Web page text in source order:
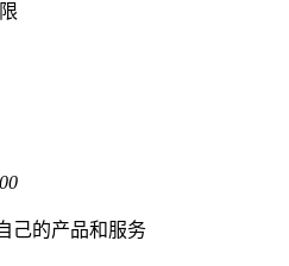
己的产品和服务